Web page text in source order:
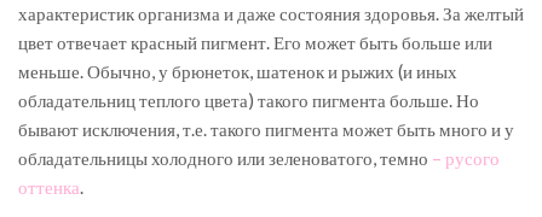
характеристик организма и даже состояния здоровья. За желтый
цвет отвечает красный пигмент. Его может быть больше или
меньше. Обычно, у брюнеток, шатенок и рыжих (и иных
обладательниц теплого цвета) такого пигмента больше. Но
бывают исключения, т.е. такого пигмента может быть много и у
обладательницы холодного или зеленоватого, темно – русого
оттенка.